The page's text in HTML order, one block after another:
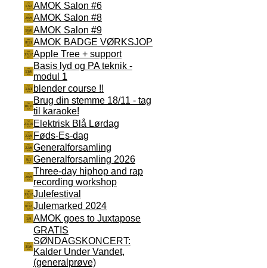
AMOK Salon #6
AMOK Salon #8
AMOK Salon #9
AMOK BADGE VØRKSJOP
Apple Tree + support
Basis lyd og PA teknik -
modul 1
blender course !!
Brug din stemme 18/11 - tag
til karaoke!
Elektrisk Blå Lørdag
Føds-Es-dag
Generalforsamling
Generalforsamling 2026
Three-day hiphop and rap
recording workshop
Julefestival
Julemarked 2024
AMOK goes to Juxtapose
GRATIS
SØNDAGSKONCERT:
Kalder Under Vandet,
(generalprøve)